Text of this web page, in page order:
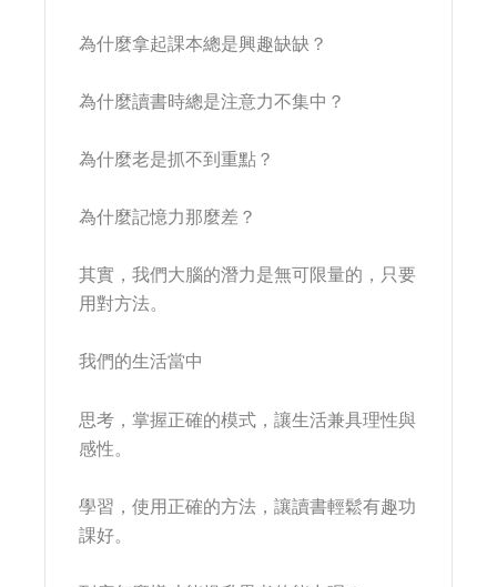
為什麼拿起課本總是興趣缺缺？
為什麼讀書時總是注意力不集中？
為什麼老是抓不到重點？
為什麼記憶力那麼差？
其實，我們大腦的潛力是無可限量的，只要
用對方法。
我們的生活當中
思考，掌握正確的模式，讓生活兼具理性與
感性。
學習，使用正確的方法，讓讀書輕鬆有趣功
課好。